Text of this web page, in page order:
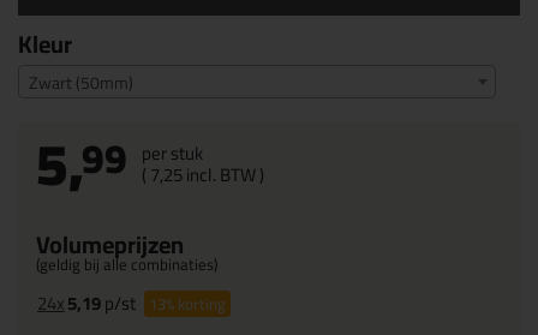
Kleur
Zwart (50mm)
5,99 per stuk
(7,25incl. BTW )
Volumeprijzen
(geldig bij alle combinaties)
24x5,19p/st 13%korting